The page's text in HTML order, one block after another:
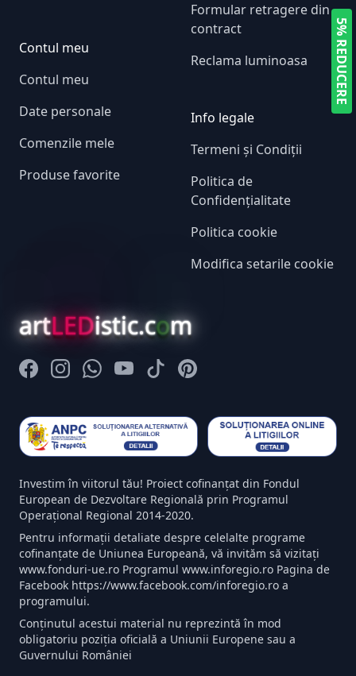
5% REDUCERE
Contul meu
Contul meu
Date personale
Comenzile mele
Produse favorite
Formular retragere din
contract
Reclama luminoasa
Info legale
Termeni și Condiții
Politica de
Confidențialitate
Politica cookie
Modifica setarile cookie
artLEDistic.com
FacebookInstagramWhatsappYoutubeTiktokPinterest
Investim în viitorul tău! Proiect cofinanțat din Fondul
European de Dezvoltare Regională prin Programul
Operațional Regional 2014-2020.
Pentru informații detaliate despre celelalte programe
cofinanțate de Uniunea Europeană, vă invităm să vizitați
www.fonduri-ue.ro Programul www.inforegio.ro Pagina de
Facebook https://www.facebook.com/inforegio.ro a
programului.
Conținutul acestui material nu reprezintă în mod
obligatoriu poziția oficială a Uniunii Europene sau a
Guvernului României